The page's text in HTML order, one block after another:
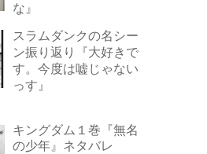
な』
スラムダンクの名シー
ン振り返り『大好きで
す。今度は嘘じゃない
っす』
キングダム１巻『無名
の少年』ネタバレ